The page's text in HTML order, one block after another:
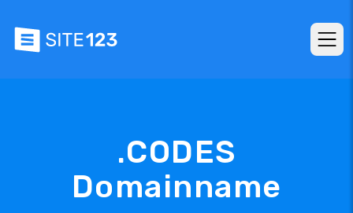
.CODES
Domainname